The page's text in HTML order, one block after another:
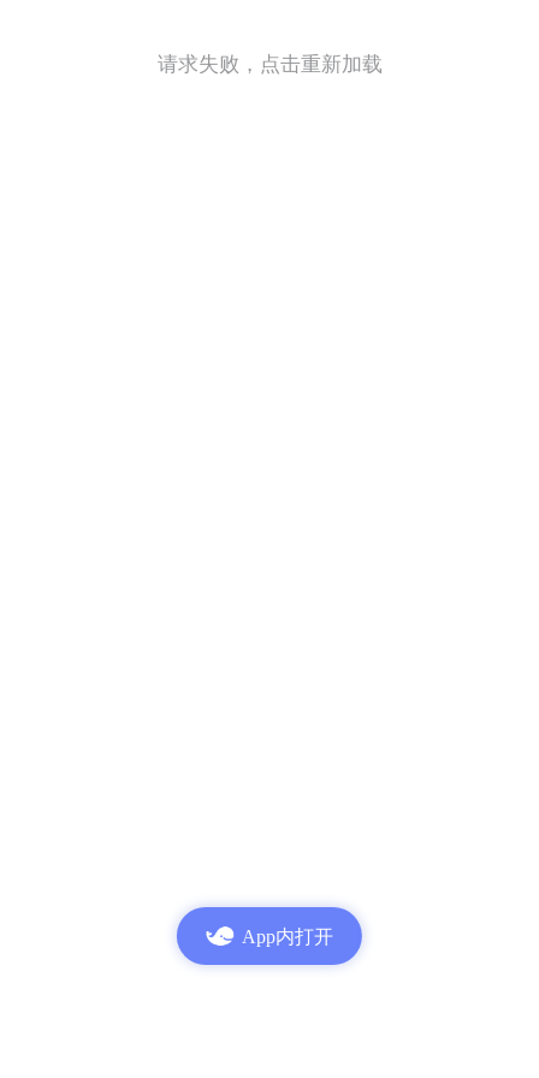
请求失败，点击重新加载
App内打开